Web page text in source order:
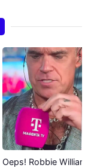
Oeps! Robbie